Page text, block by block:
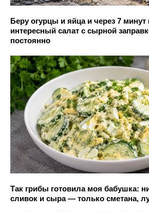
Беру огурцы и яйца и через 7
интересный салат с сырной
постоянно
Так грибы готовила моя бабушка:
сливок и сыра — только сметана,